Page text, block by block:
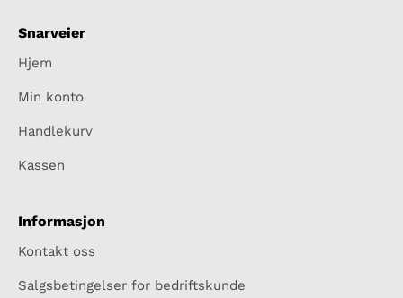
Snarveier
Hjem
Min konto
Handlekurv
Kassen
Informasjon
Kontakt oss
Salgsbetingelser for bedriftskunde